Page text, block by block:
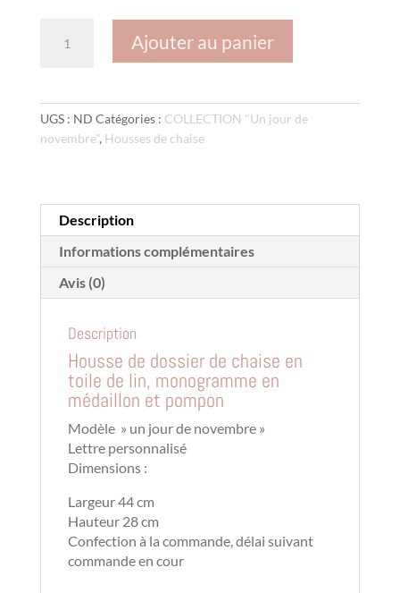
dossier
lin
"Un
novembre"
Ajouter au panier
UGS : ND Catégories : COLLECTION "Un jour de
novembre", Housses de chaise
Description
Informations complémentaires
Avis (0)
Description
Housse de dossier de chaise en
toile de lin, monogramme en
médaillon et pompon
Modèle » un jour de novembre »
Lettre personnalisé
Dimensions :
Largeur 44 cm
Hauteur 28 cm
Confection à la commande, délai suivant
commande en cour